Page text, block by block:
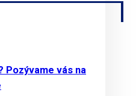
Pozývame vás na